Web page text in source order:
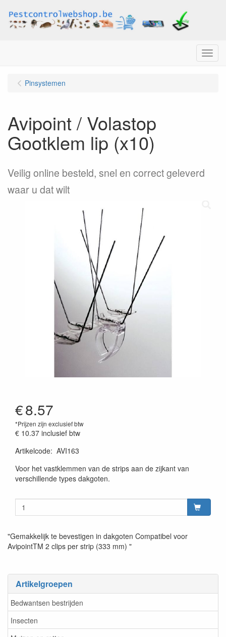
Menu
Artikelgroepen
Bedwantsen bestrijden
Insecten
Pinsystemen
Avipoint / Volastop
Gootklem lip (x10)
Veilig online besteld, snel en correct geleverd
waar u dat wilt
€8.57
*Prijzen zijn exclusief btw
€ 10.37 inclusief btw
Artikelcode: AVI163
Voor het vastklemmen van de strips aan de zijkant van
verschillende types dakgoten.
"Gemakkelijk te bevestigen in dakgoten Compatibel voor
AvipointTM 2 clips per strip (333 mm) "